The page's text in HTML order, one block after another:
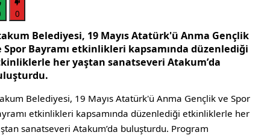
0
Belediyesi, 19 Mayıs Atatürk'ü Anma Gençlik
Spor Bayramı etkinlikleri kapsamında düzenlediği
her yaştan sanatseveri Atakum’da
Belediyesi, 19 Mayıs Atatürk'ü Anma Gençlik ve Spor
etkinlikleri kapsamında düzenlediği etkinliklerle her
sanatseveri Atakum’da buluşturdu. Program